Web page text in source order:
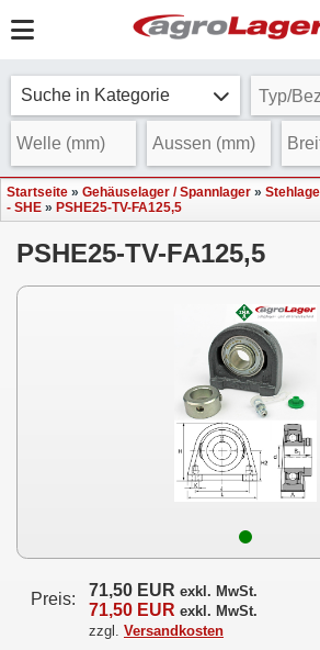
Suche in Kategorie
Startseite » Gehäuselager / Spannlager »
- SHE » PSHE25-TV-FA125,5
PSHE25-TV-FA125,5
Preis: 71,50 EUR exkl. MwSt.
71,50 EUR exkl. MwSt.
zzgl. Versandkosten